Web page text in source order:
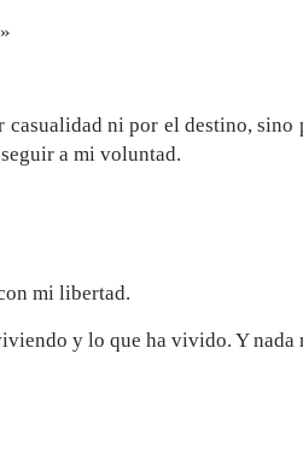
casualidad ni por el destino, sino
a mi voluntad.
mi libertad.
y lo que ha vivido. Y nada